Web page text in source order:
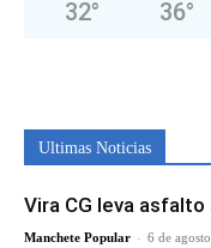
32° 36°
Ultimas Noticias
Vira CG leva
Manchete Popular - 6 de